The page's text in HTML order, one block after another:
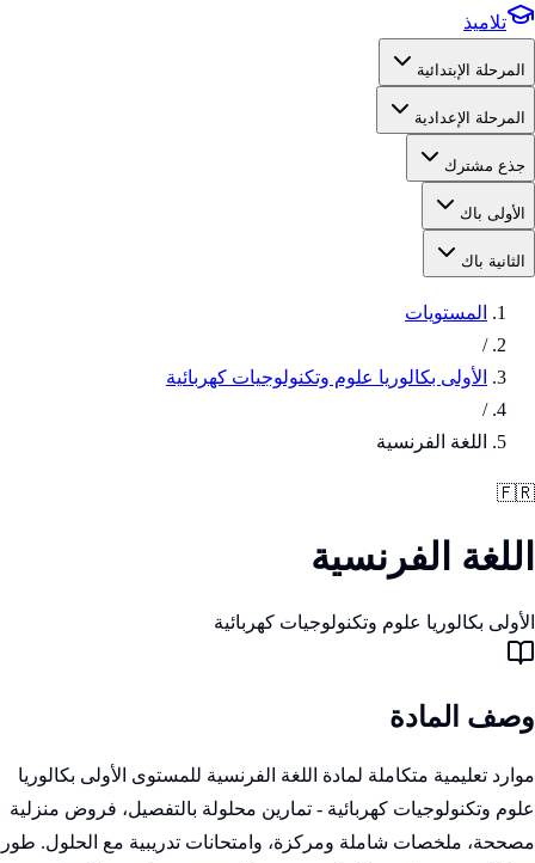
تلاميذ
المرحلة الإبتدائية
المرحلة الإعدادية
جذع مشترك
الأولى باك
الثانية باك
المستويات
/
الأولى بكالوريا علوم وتكنولوجيات كهربائية
/
اللغة الفرنسية
🇫🇷
اللغة الفرنسية
الأولى بكالوريا علوم وتكنولوجيات كهربائية
وصف المادة
موارد تعليمية متكاملة لمادة اللغة الفرنسية للمستوى الأولى بكالوريا
علوم وتكنولوجيات كهربائية - تمارين محلولة بالتفصيل، فروض منزلية
مصححة، ملخصات شاملة ومركزة، وامتحانات تدريبية مع الحلول. طور